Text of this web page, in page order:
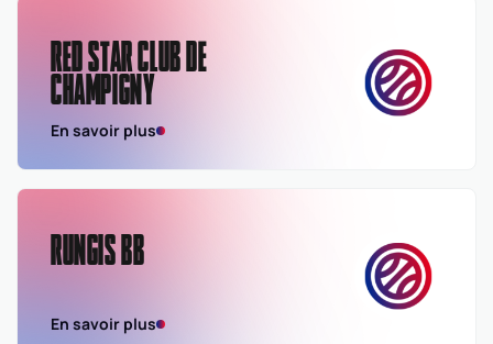
RED STAR CLUB DE
CHAMPIGNY
En savoir plus
RUNGIS BB
En savoir plus